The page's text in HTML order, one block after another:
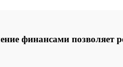
финансами позволяет